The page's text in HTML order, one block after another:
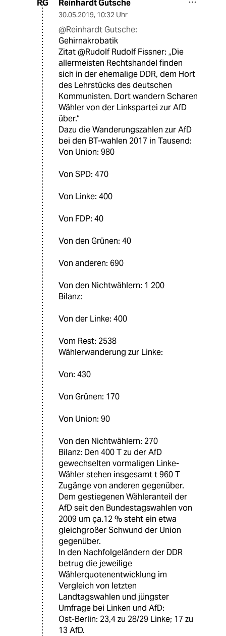
RG Reinhardt Gutsche
30.05.2019, 10:32 Uhr
@Reinhardt Gutsche:
Gehirnakrobatik
Zitat @Rudolf Rudolf Fissner: „Die
allermeisten Rechtshandel finden
sich in der ehemalige DDR, dem Hort
des Lehrstücks des deutschen
Kommunisten. Dort wandern Scharen
Wähler von der Linkspartei zur AfD
über.“
Dazu die Wanderungszahlen zur AfD
bei den BT-wahlen 2017 in Tausend:
Von Union: 980
Von SPD: 470
Von Linke: 400
Von FDP: 40
Von den Grünen: 40
Von anderen: 690
Von den Nichtwählern: 1 200
Bilanz:
Von der Linke: 400
Vom Rest: 2538
Wählerwanderung zur Linke:
Von: 430
Von Grünen: 170
Von Union: 90
Von den Nichtwählern: 270
Bilanz: Den 400 T zu der AfD
gewechselten vormaligen Linke-
Wähler stehen insgesamt t 960 T
Zugänge von anderen gegenüber.
Dem gestiegenen Wähleranteil der
AfD seit den Bundestagswahlen von
2009 um ça.12 % steht ein etwa
gleichgroßer Schwund der Union
gegenüber.
In den Nachfolgeländern der DDR
betrug die jeweilige
Wählerquotenentwicklung im
Vergleich von letzten
Landtagswahlen und jüngster
Umfrage bei Linken und AfD:
Ost-Berlin: 23,4 zu 28/29 Linke; 17 zu
13 AfD.